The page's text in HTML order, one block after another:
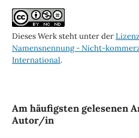
Dieses Werk steht unter der
Namensnennung - Nicht-
International.
Am häufigsten gelesenen
Autor/in